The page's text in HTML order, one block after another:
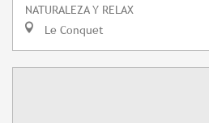
NATURALEZA Y RELAX
Le Conquet